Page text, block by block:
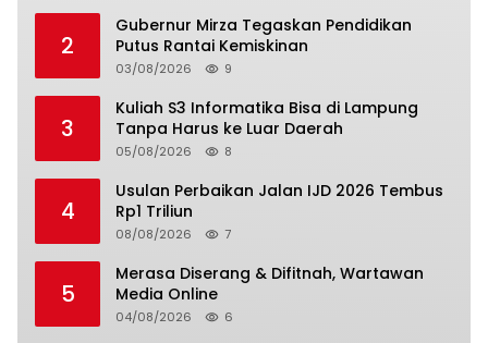
2
Gubernur Mirza Tegaskan Pendidikan
Putus Rantai Kemiskinan
03/08/2026 9
3
Kuliah S3 Informatika Bisa di Lampung
Tanpa Harus ke Luar Daerah
05/08/2026 8
4
Usulan Perbaikan Jalan IJD 2026 Tembus
Rp1 Triliun
08/08/2026 7
5
Merasa Diserang & Difitnah, Wartawan
Media Online
04/08/2026 6